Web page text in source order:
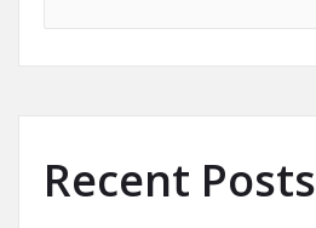
Recent Posts